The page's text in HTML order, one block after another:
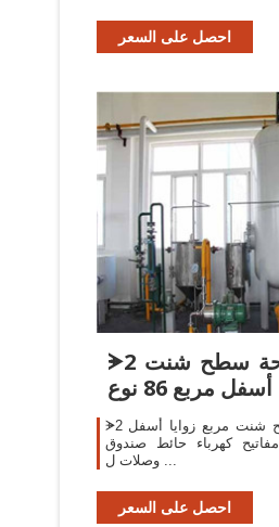
احصل على السعر
ᗚ2 قطع التبديل لوحة سطح شنت
ᗚ2 قطع التبديل لوحة سطح شنت مربع زوايا أسفل
مفاتيح كهرباء حائط صندوق
وصلات ل ...
احصل على السعر